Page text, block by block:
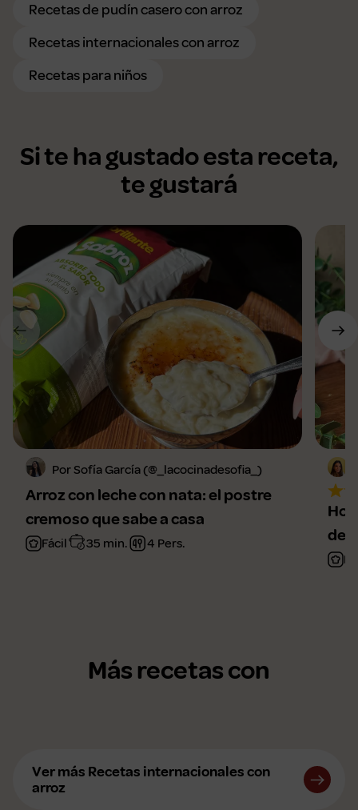
Recetas de pudín casero con arroz
Recetas internacionales con arroz
Recetas para niños
Si te ha gustado esta receta,
te gustará
Por Sofía García (@_lacocinadesofia_)
Arroz con leche con nata: el postre
cremoso que sabe a casa
Fácil 35 min. 4 Pers.
de
Más recetas con
Ver más Recetas internacionales con
arroz